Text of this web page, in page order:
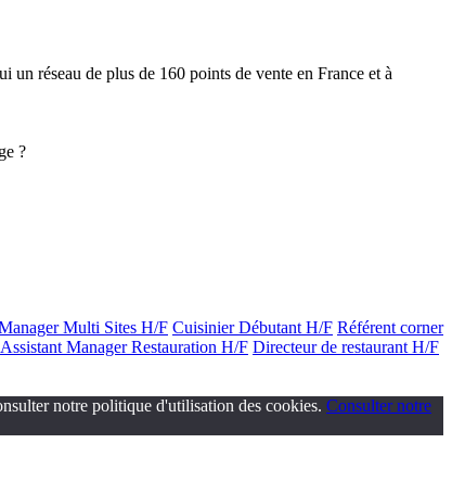
un réseau de plus de 160 points de vente en France et à
?
Multi Sites H/F Cuisinier Débutant H/F Référent corner
Assistant Manager Restauration H/F Directeur de restaurant H/F
notre politique d'utilisation des cookies. Consulter notre